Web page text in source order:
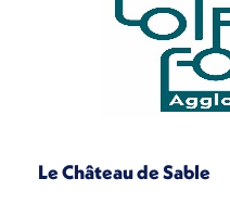
Le Château de Sable